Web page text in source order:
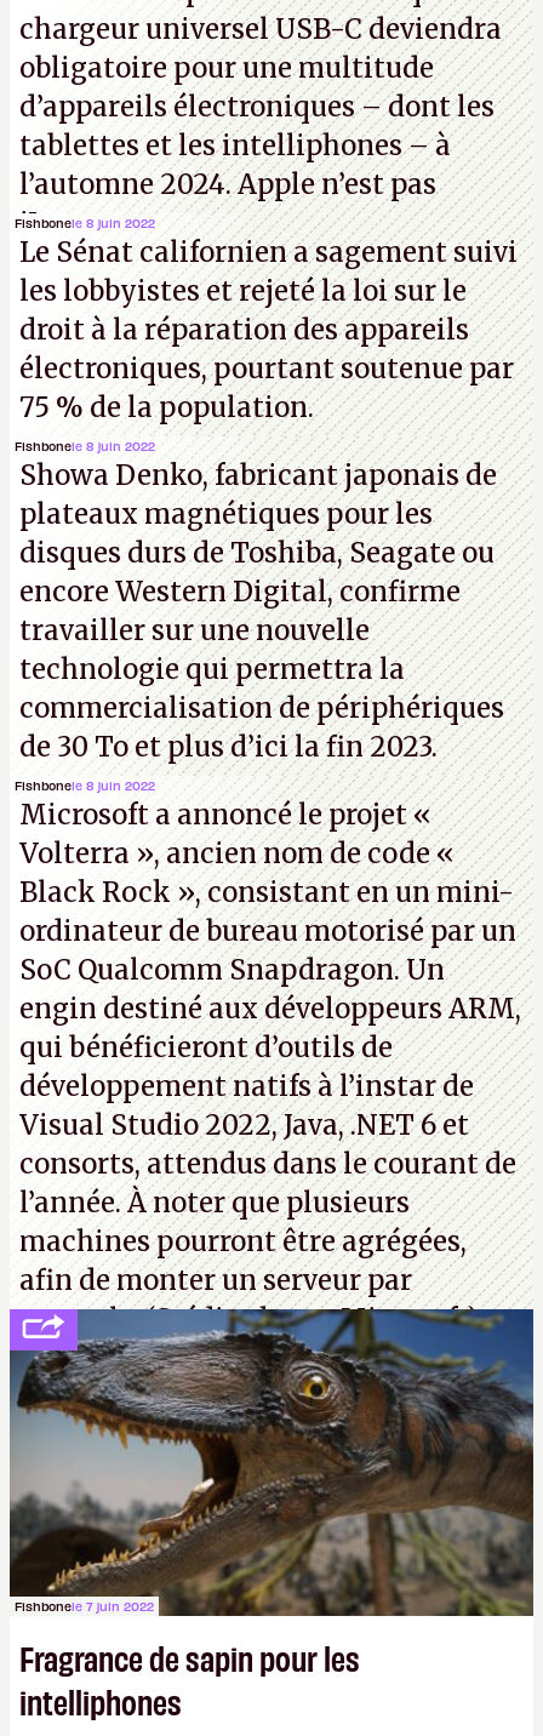
chargeur universel USB-C deviendra
obligatoire pour une multitude
d’appareils électroniques – dont les
tablettes et les intelliphones – à
l’automne 2024. Apple n’est pas
iJouasse.
Fishbonele 8 juin 2022
Le Sénat californien a sagement suivi
les lobbyistes et rejeté la loi sur le
droit à la réparation des appareils
électroniques, pourtant soutenue par
75 % de la population.
Fishbonele 8 juin 2022
Showa Denko, fabricant japonais de
plateaux magnétiques pour les
disques durs de Toshiba, Seagate ou
encore Western Digital, confirme
travailler sur une nouvelle
technologie qui permettra la
commercialisation de périphériques
de 30 To et plus d’ici la fin 2023.
Fishbonele 8 juin 2022
Microsoft a annoncé le projet «
Volterra », ancien nom de code «
Black Rock », consistant en un mini-
ordinateur de bureau motorisé par un
SoC Qualcomm Snapdragon. Un
engin destiné aux développeurs ARM,
qui bénéficieront d’outils de
développement natifs à l’instar de
Visual Studio 2022, Java, .NET 6 et
consorts, attendus dans le courant de
l’année. À noter que plusieurs
machines pourront être agrégées,
afin de monter un serveur par
exemple. (Crédit photo : Microsoft)
Fishbonele 7 juin 2022
Fragrance de sapin pour les
intelliphones